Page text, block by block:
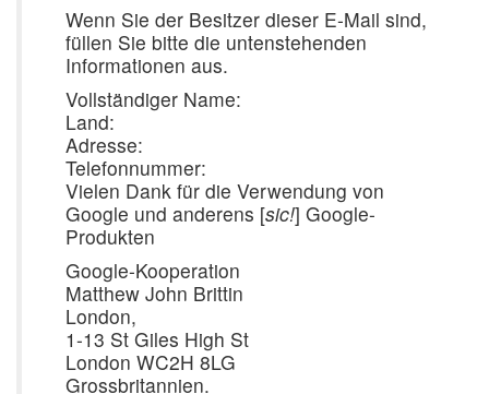
Wenn Sie der Besitzer dieser E-Mail sind,
füllen Sie bitte die untenstehenden
Informationen aus.
Vollständiger Name:
Land:
Adresse:
Telefonnummer:
Vielen Dank für die Verwendung von
Google und anderens [sic!] Google-
Produkten
Google-Kooperation
Matthew John Brittin
London,
1-13 St Giles High St
London WC2H 8LG
Grossbritannien.